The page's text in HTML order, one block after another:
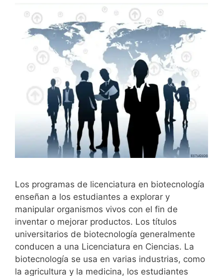
Los programas de licenciatura en biotecnología
enseñan a los estudiantes a explorar y
manipular organismos vivos con el fin de
inventar o mejorar productos. Los títulos
universitarios de biotecnología generalmente
conducen a una Licenciatura en Ciencias. La
biotecnología se usa en varias industrias, como
la agricultura y la medicina, los estudiantes